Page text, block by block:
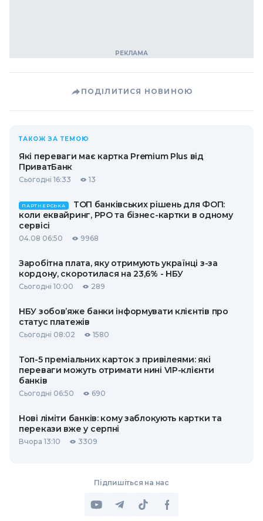
ПОДІЛИТИСЯ НОВИНОЮ
ТАКОЖ ЗА ТЕМОЮ
Які переваги має картка Premium Plus від
ПриватБанк
Сьогодні 16:33 13
ПАРТНЕРСЬКА
ТОП банківських рішень для ФОП:
коли еквайринг, РРО та бізнес-картки в одному
сервісі
04.08 06:50 9968
Заробітна плата, яку отримують українці з-за
кордону, скоротилася на 23,6% - НБУ
Сьогодні 10:00 289
НБУ зобов’яже банки інформувати клієнтів про
статус платежів
Сьогодні 08:02 1580
Топ-5 преміальних карток з привілеями: які
переваги можуть отримати нині VIP-клієнти
банків
Сьогодні 06:50 690
Нові ліміти банків: кому заблокують картки та
перекази вже у серпні
Вчора 13:10 3309
Підпишіться на нас